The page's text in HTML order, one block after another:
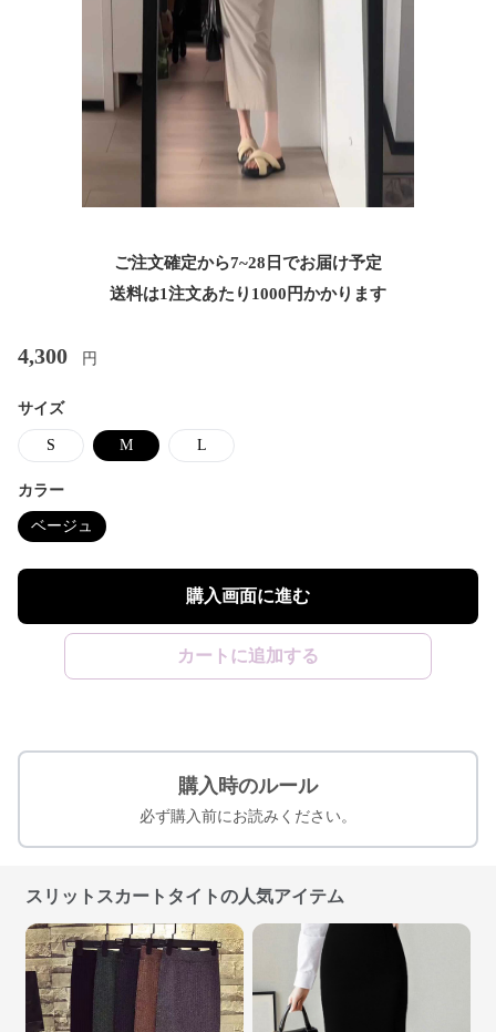
ご注文確定から7~28日でお届け予定
送料は1注文あたり 1000 円かかります
4,300 円
サイズ
S M L
カラー
ベージュ
購入画面に進む
カートに追加する
購入時のルール
必ず購入前にお読みください。
スリットスカートタイトの人気アイテム